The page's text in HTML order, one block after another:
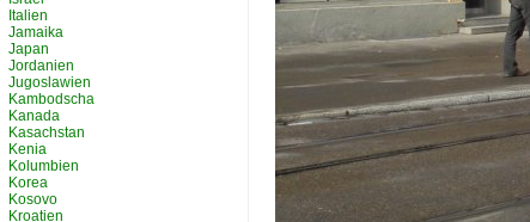
Italien
Jamaika
Japan
Jordanien
Jugoslawien
Kambodscha
Kanada
Kasachstan
Kenia
Kolumbien
Korea
Kosovo
Kroatien